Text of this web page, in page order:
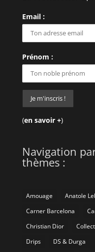
Email :
Prénom :
(en savoir +)
Navigation
thèmes :
Amouage Anatole
Carner Barcelona
Christian Dior
Drips
DS & Durga